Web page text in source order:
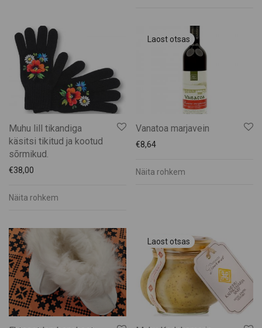
Muhu lill tikandiga
käsitsi tikitud ja kootud
sõrmikud.
€38,00
Näita rohkem
Vanatoa marjavein
€8,64
Näita rohkem